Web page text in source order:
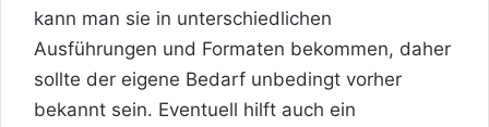
kann man sie in unterschiedlichen
Ausführungen und Formaten bekommen, daher
sollte der eigene Bedarf unbedingt vorher
bekannt sein. Eventuell hilft auch ein